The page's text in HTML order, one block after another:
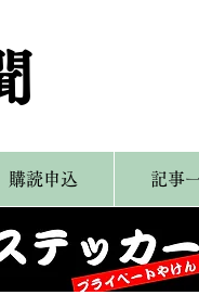
購読申込 記事